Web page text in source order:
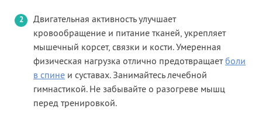
Двигательная активность улучшает
кровообращение и питание тканей, укрепляет
мышечный корсет, связки и кости. Умеренная
физическая нагрузка отлично предотвращаетболи
в спине и суставах. Занимайтесь лечебной
гимнастикой. Не забывайте о разогреве мышц
перед тренировкой.